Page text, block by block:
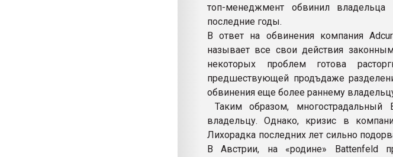
топ-менеджмент обвинил
последние годы.
В ответ на обвинения компания
называет все свои действия
некоторых проблем готова
предшествующей продъдаже
обвинения еще более раннему
Таким образом, многострадальный
владельцу. Однако, кризис в
Лихорадка последних лет сильно
В Австрии, на «родине» Battenfeld